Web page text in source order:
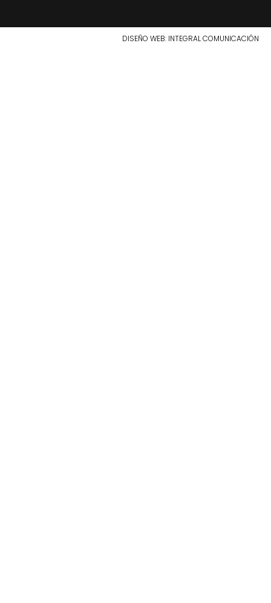
DISEÑO WEB: INTEGRAL COMUNICACIÓN